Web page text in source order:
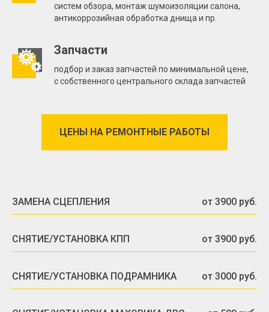
систем обзора, монтаж шумоизоляции салона,
антикоррозийная обработка днища и пр.
Запчасти
подбор и заказ запчастей по минимальной цене,
с собственного центрального склада запчастей
ЦЕНЫ НА РЕМОНТНЫЕ РАБОТЫ
ЗАМЕНА СЦЕПЛЕНИЯ от 3900 руб.
СНЯТИЕ/УСТАНОВКА КПП от 3900 руб.
СНЯТИЕ/УСТАНОВКА ПОДРАМНИКА от 3000 руб.